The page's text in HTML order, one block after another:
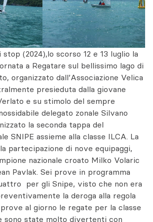
stop (2024),lo scorso 12 e 13 luglio la
a Regatare sul bellissimo lago di
organizzato dall’Associazione Velica
presieduta dalla giovane
e su stimolo del sempre
delegato zonale Silvano
la seconda tappa del
SNIPE assieme alla classe ILCA. La
partecipazione di nove equipaggi,
nazionale croato Milko Volaric
Pavlak. Sei prove in programma
per gli Snipe, visto che non era
la deroga alla regola
al giorno le regate per la classe
sono state molto divertenti con